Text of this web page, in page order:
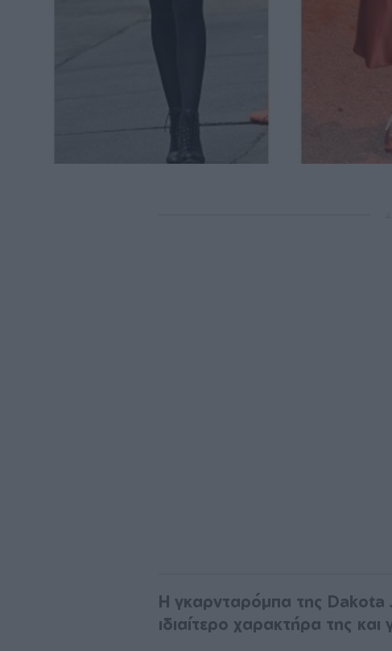
Η γκαρνταρόμπα της Dakota
ιδιαίτερο χαρακτήρα της και